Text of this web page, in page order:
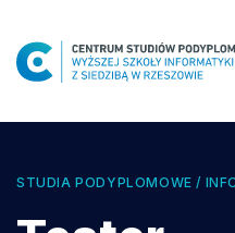
content
STUDIA PODYPLOMOWE /